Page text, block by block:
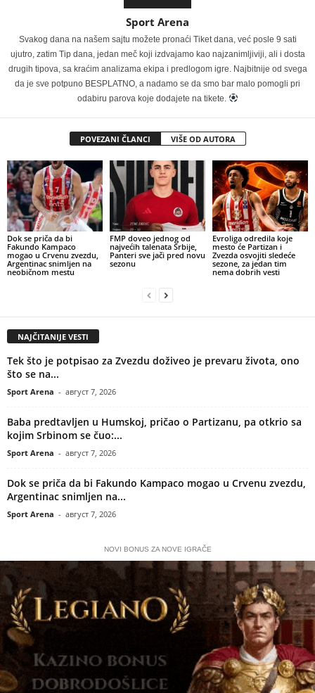
Sport Arena
Svakog dana na našem sajtu možete pronaći Tiket dana, već posle 9 sati
ujutro, zatim Tip dana, jedan meč koji izdvajamo kao najzanimljiviji, ali i dosta
drugih tipova, sa kraćim analizama ekipa i predlogom igre. Najbitnije od svega
da je sve potpuno BESPLATNO, a nadamo se da smo bar malo pomogli pri
odabiru parova koje dodajete na tikete.
POVEZANI ČLANCI VIŠE OD AUTORA
Dok se priča da bi
Fakundo Kampaco
mogao u Crvenu zvezdu,
Argentinac snimljen na
neobičnom mestu
FMP doveo jednog od
najvećih talenata Srbije,
Panteri sve jači pred novu
sezonu
Evroliga odredila koje
mesto će Partizan i
Zvezda osvojiti sledeće
sezone, za jedan tim
nema dobrih vesti
NAJČITANIJE VESTI
Tek što je potpisao za Zvezdu doživeo je prevaru života, ono
što se na...
Sport Arena - август 7, 2026
Baba predtavljen u Humskoj, pričao o Partizanu, pa otkrio sa
kojim Srbinom se čuo:...
Sport Arena - август 7, 2026
Dok se priča da bi Fakundo Kampaco mogao u Crvenu zvezdu,
Argentinac snimljen na...
Sport Arena - август 7, 2026
NOVI BONUS ZA NOVE IGRAČE